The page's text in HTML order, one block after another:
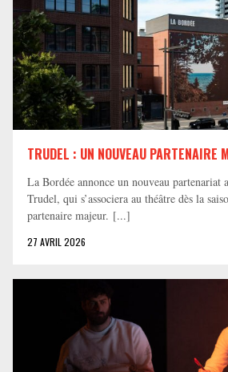
TRUDEL : UN NOUVEAU PARTENAIRE
La Bordée annonce un nouveau partenariat
Trudel, qui s’associera au théâtre dès la
partenaire majeur. [...]
27 AVRIL 2026